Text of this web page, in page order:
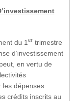
du 1 er trimestre
d’investissement
en vertu de
les dépenses
crédits inscrits au